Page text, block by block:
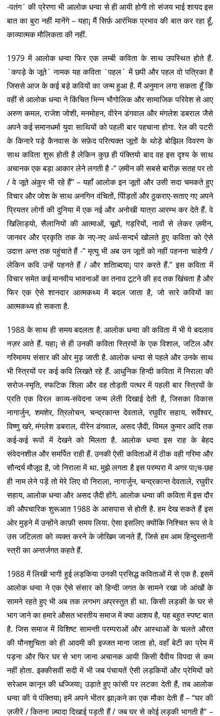
-पतंग´ की प्रेरणा भी आलोक धन्वा से ही आयी होगी तो संजय भाई शायद इस
बात का बुरा नहीं मानेंगे – यहा¡ मैं सिर्फ़ आरंभिक प्रभाव की बात कर रहा हूँ,
काव्यात्मक मौलिकता की नहीं.
1979 में आलोक धन्वा फिर एक लम्बी कविता के साथ उपस्थित होते हैं.
`कपड़े के जूते´ नामक यह कविता `पहल´ में छपी और पहल वो पत्रिका है
जिससे आज के कई बड़े कवियों का जन्म हुआ है. मैं अनुमान लगा सकता हूँ कि
वहीं से आलोक धन्वा ने किंचित भिन्न भौगोलिक और सामाजिक परिवेश से आए
अरुण कमल, राजेश जोशी, मनमोहन, वीरेन डंगवाल और मंगलेश डबराल जैसे
अपने कई समानधर्मा युवा साथियों को पहली बार पहचाना होगा. रेल की पटरी
के किनारे पड़े कैनवास के सफ़ेद परित्यक्त जूतों के थोड़े बोझिल विवरण के
साथ कविता शुरू होती है लेकिन कुछ ही पंक्तियो बाद वह इस दृश्य के साथ
अचानक एक बड़ा आकार लेने लगती है -” ज़मीन की सबसे बारीक़ सतह पर तो
/ वे जूते अंकुर भी रहे हैं” – यहाँ आलोक इन जूतों और उसी सदा चमकते हुए
विचार और जोश के साथ अनगिन वंचितों, पीिड़तों और ठुकराए-सताए गए अपने
प्रियतर लोगों की दुनिया में एक नई और अनोखी यात्रा आरम्भ कर देते हैं. वे
खिलािड़यो, सैलानियों की आत्माओं, चूहों, गड़रियों, नावों से लेकर ज़मीन,
जानवर और प्रकृति तक के नए-नए अर्थ-सन्दर्भ खोलते हुए कविता को ऐसे
उदात्त अन्त तक पहुंचाते हैं -” मृत्यु भी अब उन जूतों को नहीं पहनना चाहेगी /
लेकिन कवि उन्हें पहनते हैं / और शतािब्दया¡ पार करते हैं.” इस कविता में
विचार समेत कई मानवीय भावनाओं का तनाव टूटने की हद तक खिंचता है और
फिर एक ऐसे शानदार आत्मकथ्य में बदल जाता है, जो सारे कवियों का
आत्मकथ्य हो सकता है.
1988 के साथ ही समय बदलता है. आलोक धन्वा की कविता में भी ये बदलाव
नज़र आते हैं. यहा¡ से ही उनकी कविता स्त्रियों के एक विशाल, जटिल और
गरिमामय संसार की ओर मुड़ जाती है. आलोक धन्वा से पहले और उनके साथ
भी स्त्रियों पर कई कवि लिखते रहे हैं. आधुनिक हिन्दी कविता में निराला की
सरोज-स्मृति, स्फटिक शिला और वह तोड़ती पत्थर में पहली बार स्त्रियों के
प्रति एक विरल काव्य-संवेदना जन्म लेती दिखाई देती है, जिसका विकास
नागार्जुन, शमशेर, त्रिलोचन, चन्द्रकान्त देवताले, रघुवीर सहाय, सर्वेश्वर,
विष्णु खरे, मंगलेश डबराल, वीरेन डंगवाल, असद ज़ैदी, विमल कुमार आदि तक
कई-कई रूपों में देखने को मिलता है. आलोक धन्वा इस राह के बेहद
संवेदनशील और समर्पित राही हैं. उनकी ऐसी कविताओं में ठीक वही गरिमा और
सौन्दर्य मौजूद है, जो निराला में था. मुझे लगता है इस परम्परा में अगर पा¡च-छह
ही नाम लेने पड़ें तो मेरे लिए वो निराला, नागार्जुन, चन्द्रकान्त देवताले, रघुवीर
सहाय, आलोक धन्वा और असद ज़ैदी होंगे. आलोक धन्वा की कविता में इस दौर
की औपचारिक शुरूआत 1988 के आसपास से होती है. हम देख सकते हैं इस
ओर मुड़ने में उन्होंने काफ़ी समय लिया. ऐसा इसलिए क्योंकि निश्चित रूप से वे
उस जटिलता को व्यक्त करने के जोखिम जानते हैं, जिसे हम आम हिन्दुस्तानी
स्त्री का अन्तर्जगत कहते हैं.
1988 में लिखी भागी हुई लड़किया उनकी प्रसिद्ध कविताओं में से एक है. इसमें
आलोक धन्वा ने एक ऐसे संसार को हिन्दी जगत के सामने रखा जो आंखों के
सामने रहते हुए भी अब तक लगभग अप्रस्तुत ही था. किसी लड़की के घर से
भाग जाने का हमारे औसत भारतीय समाज में क्या आशय है, यह बहुत स्पष्ट बात
है. जिस समाज में विशिष्ट सामन्ती परम्पराओं और आस्थाओं के चलते औरत
की यौनशुचिता को ही आदमी की इज्जत माना जाता हो, वहाँ बेटी का प्रेम में
पड़ना और फिर घर से भाग जाना अचानक आयी किसी दैवीय विपदा से कम
नहीं होता. इक्कीसवीं सदी में भी जब पंचायतें ऐसी लड़कियों और प्रेमियों को
सरेआम कानून की धज्जिया¡ उड़ाते हुए फांसी पर लटका देती हैं, तब आलोक
धन्वा की ये पंक्तिया¡ हमें अपने भीतर झा¡कने का एक मौका देती हैं – “घर की
ज़जीरें / कितना ज़्यादा दिखाई पड़ती हैं / जब घर से कोई लड़की भागती है” –